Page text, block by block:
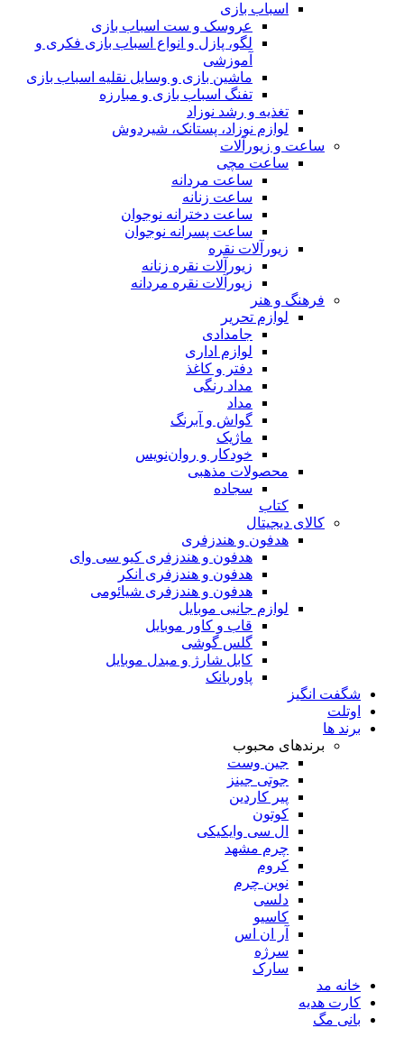
اسباب بازی
عروسک و ست اسباب بازی
لگو، پازل و انواع اسباب بازی فکری و
آموزشی
ماشین بازی و وسایل نقلیه اسباب بازی
تفنگ اسباب بازی و مبارزه
تغذیه و رشد نوزاد
لوازم نوزاد، پستانک، شیردوش
ساعت و زیور‌آلات
ساعت مچی
ساعت مردانه
ساعت زنانه
ساعت دخترانه نوجوان
ساعت پسرانه نوجوان
زیورآلات نقره
زیورآلات نقره زنانه
زیورآلات نقره مردانه
فرهنگ و هنر
لوازم تحریر
جامدادی
لوازم اداری
دفتر و کاغذ
مداد رنگی
مداد
گواش و آبرنگ
ماژیک
خودکار و روان‌نویس
محصولات مذهبی
سجاده
کتاب
کالای دیجیتال
هدفون و هندزفری
هدفون و هندزفری کیو سی وای
هدفون و هندزفری انکر
هدفون و هندزفری شیائومی
لوازم جانبی موبایل
قاب و کاور موبایل
گلس گوشی
کابل شارژ و مبدل موبایل
پاوربانک
شگفت انگیز
اوتلت
برند ها
برندهای محبوب
جین وست
جوتی جینز
پیر کاردین
کوتون
ال سی وایکیکی
چرم مشهد
کروم
نوین چرم
دلسی
کاسیو
آر ان اس
سرژه
سارک
خانه مد
کارت هدیه
بانی مگ